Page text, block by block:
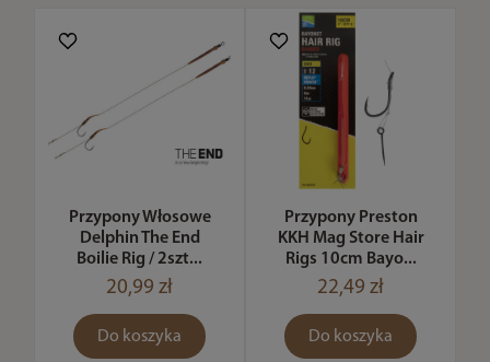
Przypony Włosowe
Delphin The End
Boilie Rig / 2szt...
20,99 zł
Do koszyka
Przypony Preston
KKH Mag Store Hair
Rigs 10cm Bayo...
22,49 zł
Do koszyka